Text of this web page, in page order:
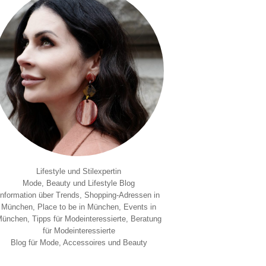
Lifestyle und Stilexpertin
Mode, Beauty und Lifestyle Blog
über Trends, Shopping-Adressen in
München, Place to be in München, Events in
Tipps für Modeinteressierte, Beratung
für Modeinteressierte
Blog für Mode, Accessoires und Beauty